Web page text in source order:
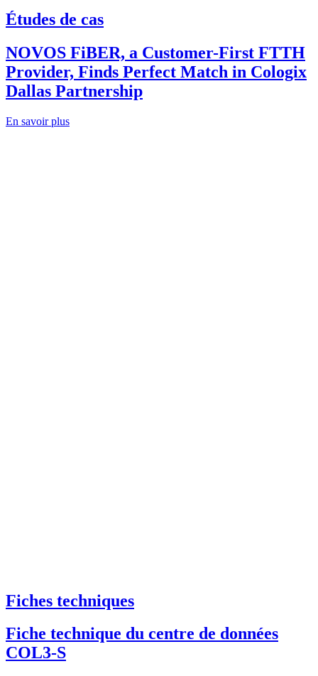
Études de cas
NOVOS FiBER, a Customer-First FTTH
Provider, Finds Perfect Match in Cologix
Dallas Partnership
En savoir plus
Fiches techniques
Fiche technique du centre de données
COL3-S